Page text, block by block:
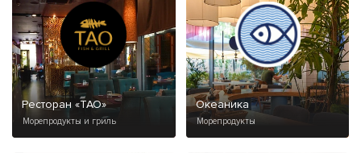
Ресторан «ТАО»
Морепродукты и гриль
Океаника
Морепродукты